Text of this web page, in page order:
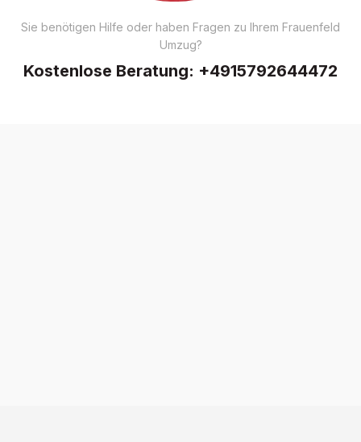
Sie benötigen Hilfe oder haben Fragen zu Ihrem Frauenfeld
Umzug?
Kostenlose Beratung: +4915792644472